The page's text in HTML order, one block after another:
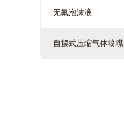
无氟泡沫液
自摆式压缩气体喷嘴